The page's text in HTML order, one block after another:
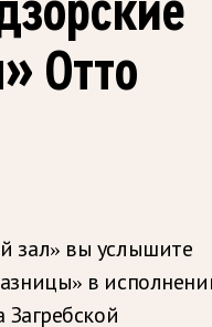
Отто
зал» вы услышите
в
Загребской